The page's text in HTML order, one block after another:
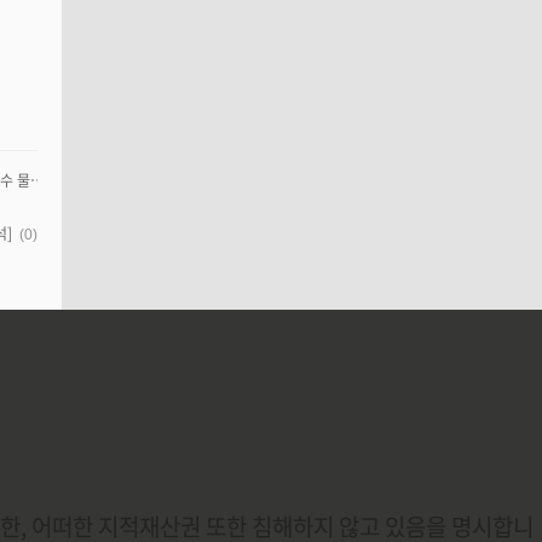
[경기상상캠퍼스 피크닉 가는길 주차 바닥분수 물놀이]
] (0)